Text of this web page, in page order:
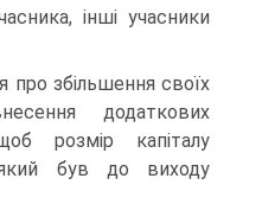
інші учасники
про збільшення своїх
додаткових
розмір капіталу
був до виходу